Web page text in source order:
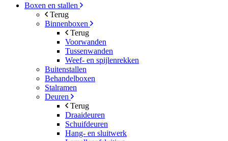
Boxen en stallen
Terug
Binnenboxen
Terug
Voorwanden
Tussenwanden
Weef- en spijlenrekken
Buitenstallen
Behandelboxen
Stalramen
Deuren
Terug
Draaideuren
Schuifdeuren
Hang- en sluitwerk